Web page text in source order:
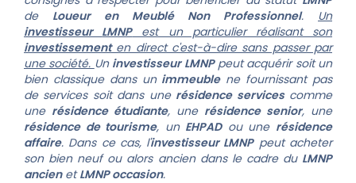
de Loueur en Meublé Non Professionnel.
Un
investisseur LMNPest un particulier réalisant son
investissementen direct c'est-à-dire sans passer par
une société. Un investisseurLMNPpeut acquérir soit un
bien classique dans un immeublene fournissant pas
de services soit dans une résidence servicescomme
une résidence étudiante, une résidence senior, une
résidence de tourisme, un EHPADou une résidence
affaire. Dans ce cas, l'investisseur LMNPpeut acheter
son bien neuf ou alors ancien dans le cadre du LMNP
ancienetLMNP occasion.